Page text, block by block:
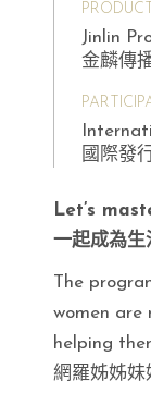
Jinlin
金麟傳
國際發
Let’s
一起成為生
The
women are
helping
網羅姊姊妹